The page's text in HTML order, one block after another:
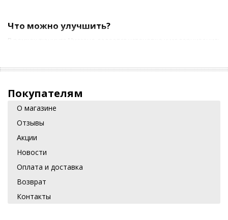
Что можно улучшить?
В рамках тюнинга Ниссана делается установка и модернизация:
накладок на ручки дверей, пороги, фонари, что придаст
авто эстетичности;
спойлера, улучшающего аэродинамические
характеристики.
Также можно сделать уникальный тюнинг салона для того,
чтобы водителю и пассажирам было комфортно находиться в
Что можно сделать самостоятельно?
Покупателям
О магазине
Отзывы
Акции
Новости
Оплата и доставка
Возврат
Контакты